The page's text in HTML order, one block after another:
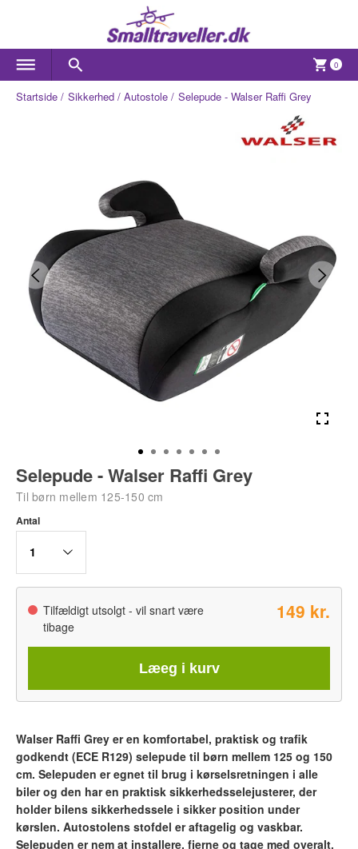
0
Startside Sikkerhed Autostole Selepude - Walser Raffi Grey
Selepude - Walser Raffi Grey
Til børn mellem 125-150 cm
Antal
1
Tilfældigt utsolgt - vil snart være
tibage
149 kr.
Læeg i kurv
Walser Raffi Grey er en komfortabel, praktisk og trafik
godkendt (ECE R129) selepude til børn mellem 125 og 150
cm. Selepuden er egnet til brug i kørselsretningen i alle
biler og den har en praktisk sikkerhedsselejusterer, der
holder bilens sikkerhedssele i sikker position under
kørslen. Autostolens stofdel er aftagelig og vaskbar.
Selepuden er nem at installere, fjerne og tage med overalt.